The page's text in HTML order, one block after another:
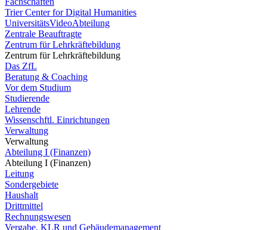
Trier Center for Digital Humanities
UniversitätsVideoAbteilung
Zentrale Beauftragte
Zentrum für Lehrkräftebildung
Zentrum für Lehrkräftebildung
Das ZfL
Beratung & Coaching
Vor dem Studium
Studierende
Lehrende
Wissenschftl. Einrichtungen
Verwaltung
Verwaltung
Abteilung I (Finanzen)
Abteilung I (Finanzen)
Leitung
Sondergebiete
Haushalt
Drittmittel
Rechnungswesen
Vergabe, KLR und Gebäudemanagement